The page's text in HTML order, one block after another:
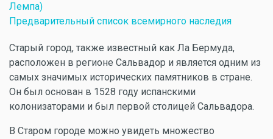
Лемпа)
Предварительный список всемирного наследия
Старый город, также известный как Ла Бермуда,
расположен в регионе Сальвадор и является одним из
самых значимых исторических памятников в стране.
Он был основан в 1528 году испанскими
колонизаторами и был первой столицей Сальвадора.
В Старом городе можно увидеть множество